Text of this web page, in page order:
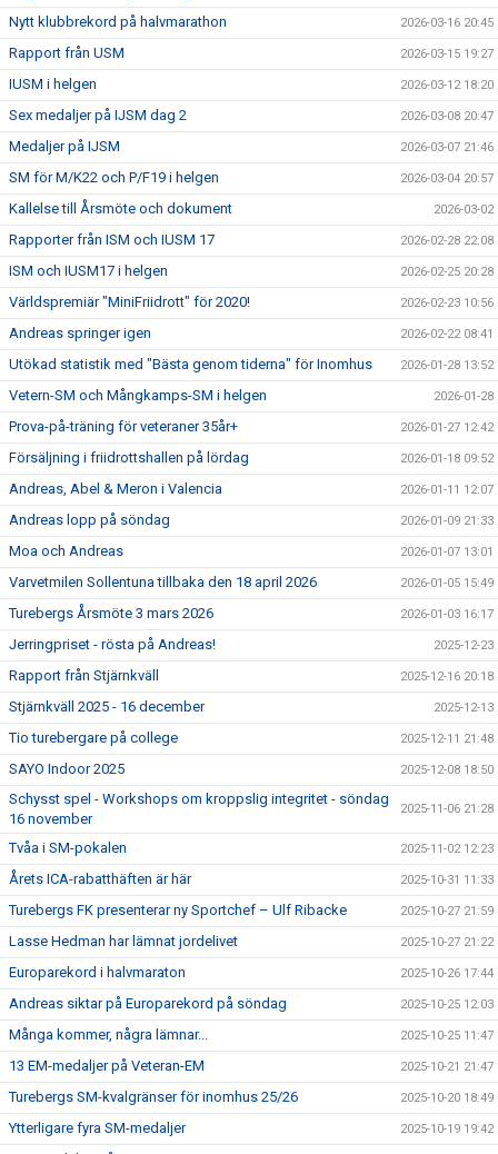
Nytt klubbrekord på halvmarathon 2026-03-16 20:45
Rapport från USM 2026-03-15 19:27
IUSM i helgen 2026-03-12 18:20
Sex medaljer på IJSM dag 2 2026-03-08 20:47
Medaljer på IJSM 2026-03-07 21:46
SM för M/K22 och P/F19 i helgen 2026-03-04 20:57
Kallelse till Årsmöte och dokument 2026-03-02
Rapporter från ISM och IUSM 17 2026-02-28 22:08
ISM och IUSM17 i helgen 2026-02-25 20:28
Världspremiär "MiniFriidrott" för 2020! 2026-02-23 10:56
Andreas springer igen 2026-02-22 08:41
Utökad statistik med "Bästa genom tiderna" för Inomhus 2026-01-28 13:52
Vetern-SM och Mångkamps-SM i helgen 2026-01-28
Prova-på-träning för veteraner 35år+ 2026-01-27 12:42
Försäljning i friidrottshallen på lördag 2026-01-18 09:52
Andreas, Abel & Meron i Valencia 2026-01-11 12:07
Andreas lopp på söndag 2026-01-09 21:33
Moa och Andreas 2026-01-07 13:01
Varvetmilen Sollentuna tillbaka den 18 april 2026 2026-01-05 15:49
Turebergs Årsmöte 3 mars 2026 2026-01-03 16:17
Jerringpriset - rösta på Andreas! 2025-12-23
Rapport från Stjärnkväll 2025-12-16 20:18
Stjärnkväll 2025 - 16 december 2025-12-13
Tio turebergare på college 2025-12-11 21:48
SAYO Indoor 2025 2025-12-08 18:50
Schysst spel - Workshops om kroppslig integritet - söndag
16 november
2025-11-06 21:28
Tvåa i SM-pokalen 2025-11-02 12:23
Årets ICA-rabatthäften är här 2025-10-31 11:33
Turebergs FK presenterar ny Sportchef – Ulf Ribacke 2025-10-27 21:59
Lasse Hedman har lämnat jordelivet 2025-10-27 21:22
Europarekord i halvmaraton 2025-10-26 17:44
Andreas siktar på Europarekord på söndag 2025-10-25 12:03
Många kommer, några lämnar... 2025-10-25 11:47
13 EM-medaljer på Veteran-EM 2025-10-21 21:47
Turebergs SM-kvalgränser för inomhus 25/26 2025-10-20 18:49
Ytterligare fyra SM-medaljer 2025-10-19 19:42